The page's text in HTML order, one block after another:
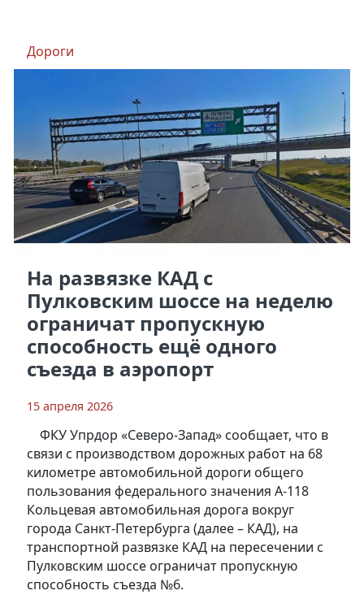
Дороги
На развязке КАД с
Пулковским шоссе на неделю
ограничат пропускную
способность ещё одного
съезда в аэропорт
15 апреля 2026
ФКУ Упрдор «Северо-Запад» сообщает, что в
связи с производством дорожных работ на 68
километре автомобильной дороги общего
пользования федерального значения А-118
Кольцевая автомобильная дорога вокруг
города Санкт-Петербурга (далее – КАД), на
транспортной развязке КАД на пересечении с
Пулковским шоссе ограничат пропускную
способность съезда №6.